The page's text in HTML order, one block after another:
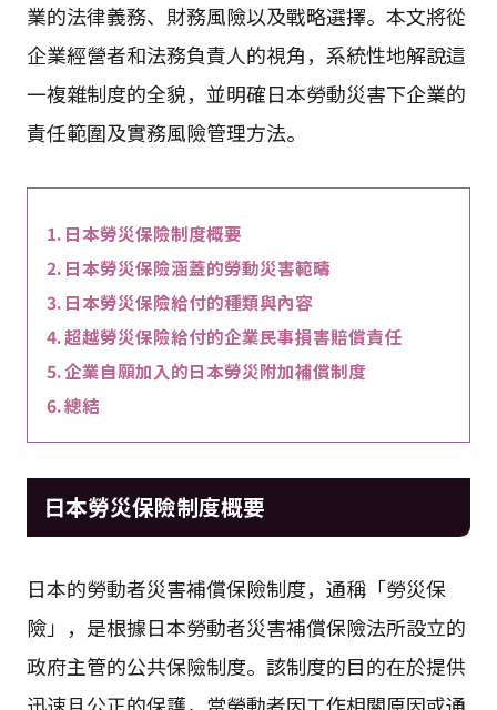
業的法律義務、財務風險以及戰略選擇。本文將從
企業經營者和法務負責人的視角，系統性地解說這
一複雜制度的全貌，並明確日本勞動災害下企業的
責任範圍及實務風險管理方法。
日本勞災保險制度概要
日本勞災保險涵蓋的勞動災害範疇
日本勞災保險給付的種類與內容
超越勞災保險給付的企業民事損害賠償責任
企業自願加入的日本勞災附加補償制度
總結
日本勞災保險制度概要
日本的勞動者災害補償保險制度，通稱「勞災保
險」，是根據日本勞動者災害補償保險法所設立的
政府主管的公共保險制度。該制度的目的在於提供